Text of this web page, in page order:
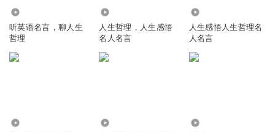
听英语名言，聊人生
哲理
人生哲理，人生感悟
名人名言
人生感悟人生哲理名
人名言